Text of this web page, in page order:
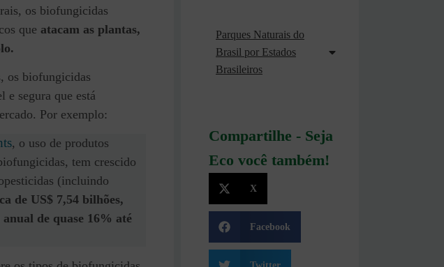
os biofungicidas
que atacam as plantas,
os biofungicidas
e segura que está
Por exemplo:
, o uso de produtos
tem crescido
(incluindo
de US$ 7,54 bilhões,
de quase 16% até
Parques Naturais do
Brasil por Estados
Brasileiros
Compartilhe - Seja
Eco você também!
X
Facebook
Twitter